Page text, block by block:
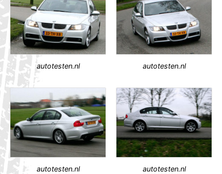
autotesten.nl autotesten.nl
autotesten.nl autotesten.nl